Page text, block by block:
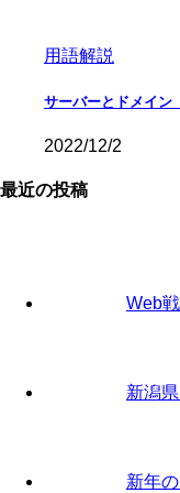
用語解説
サーバーとドメイン
2022/12/2
最近の投稿
Web
新潟
新年